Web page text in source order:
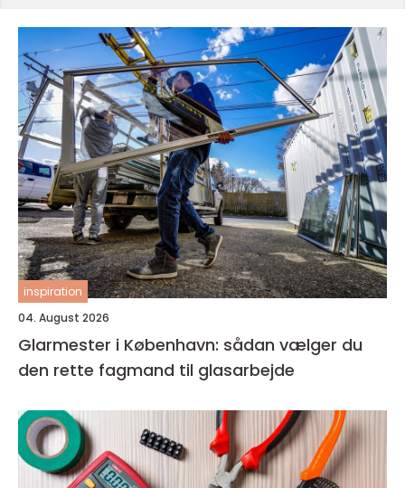
inspiration
04. August 2026
Glarmester i København: sådan vælger du
den rette fagmand til glasarbejde